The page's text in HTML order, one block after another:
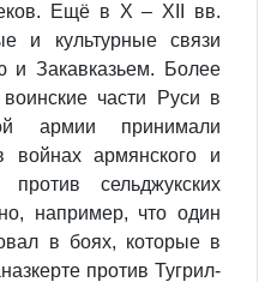
Ещё в X – XII вв.
и культурные связи
и Закавказьем. Более
части Руси в
армии принимали
войнах армянского и
против сельджукских
например, что один
в боях, которые в
против Тугрил‐